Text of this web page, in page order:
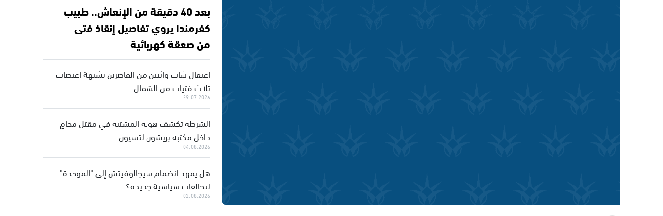
بعد 40 دقيقة من الإنعاش.. طبيب
كفرمندا يروي تفاصيل إنقاذ فتى
من صعقة كهربائية
اعتقال شاب واثنين من القاصرين بشبهة اغتصاب
ثلاث فتيات من الشمال
29.07.2026
الشرطة تكشف هوية المشتبه في مقتل محامٍ
داخل مكتبه بريشون لتسيون
04.08.2026
هل يمهد انضمام سيجالوفيتش إلى "الموحدة"
لتحالفات سياسية جديدة؟
02.08.2026